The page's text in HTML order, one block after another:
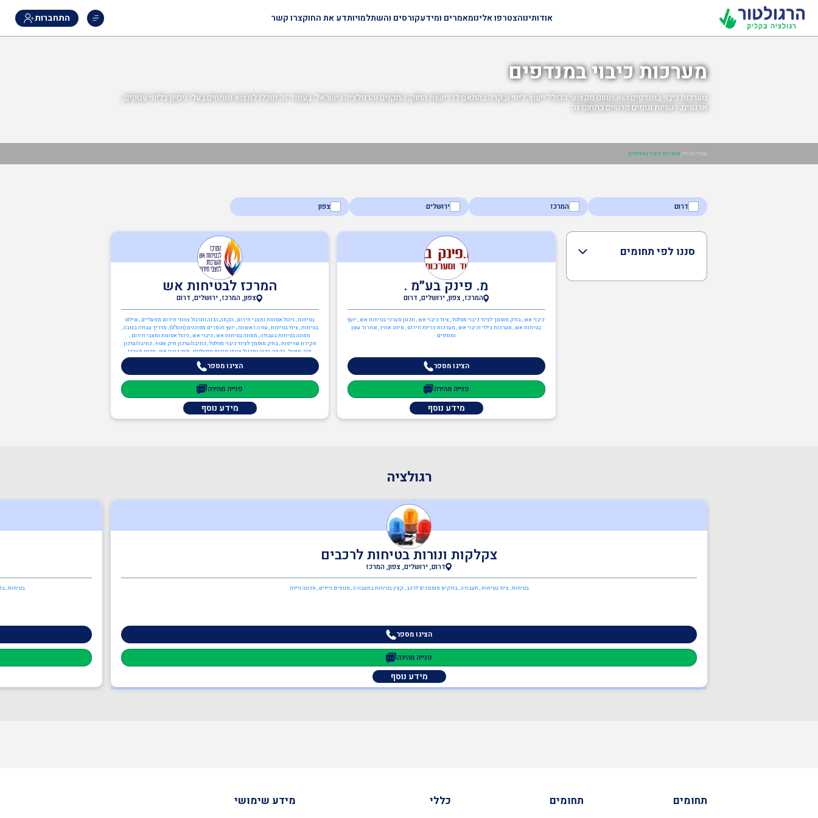
התחברות אודותינוהצטרפו אלינומאמרים ומידעקורסים והשתלמויותדע את החוקצרו קשר
מערכות כיבוי במנדפים
מערכות כיבוי במנדפים הוא תחום מקצועי הכולל ייעוץ, ליווי ובקרה בהתאם לדרישות החוק, התקנים והרגולציה בישראל. בעמוד זה תוכלו למצוא מומחים בעלי ניסיון בליווי עסקים,
ארגונים, רשויות וגופים פרטיים בתחום זה.
עמוד הבית/מערכות כיבוי במנדפים
דרום המרכז ירושלים צפון
סננו לפי תחומים
מ. פינק בע״מ .
המרכז, צפון, ירושלים, דרום
כיבוי אש , בודק מוסמך לציוד כיבוי מטלטל , ציוד כיבוי אש , תכנון מערכי בטיחות אש , יועץ
בטיחות אש , מערכות גילוי וכיבוי אש , מערכות כריזת חירום , מיזוג אוויר, שחרור עשן
ומנדפים
הציגו מספר
פנייה מהירה
מידע נוסף
המרכז לבטיחות אש
צפון, המרכז, ירושלים, דרום
בטיחות , ניהול אסונות ומצבי חירום , הקמה, הכנה ותרגול צוותי חירום מפעליים , שילוט
בטיחות , ציוד בטיחות , עזרה ראשונה , יועץ חומרים מסוכנים (חומ"ס) , מדריך עבודה בגובה ,
ממונה בטיחות בעבודה , ממונה בטיחות אש , כיבוי אש , ניהול אסונות ומצבי חירום ,
חקירת שריפות , בודק מוסמך לציוד כיבוי מטלטל , כתיבה/עדכון תיק שטח , כתיבה/עדכון
תיק מפעל , הקמה, הכנה ותרגול צוותי חירום מפעליים , ציוד כיבוי אש , תכנון מערכי
בטיחות אש , יועץ בטיחות אש , משאבות , מערכות גילוי וכיבוי אש , מערכות כריזת חירום
, ממונה בטיחות אש , יועצים משפטיים , עד מומחה
הציגו מספר
פנייה מהירה
מידע נוסף
רגולציה
צקלקות ונורות בטיחות לרכבים
דרום, ירושלים, צפון, המרכז
בטיחות , ציוד בטיחות , תעבורה , בודקים מוסמכים לרכב , קצין בטיחות בתעבורה , מנופים ניידים , מכונה ניידת
הציגו מספר
פנייה מהירה
מידע נוסף
בטיחות ,
תחומים תחומים כללי מידע שימושי